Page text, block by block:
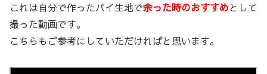
これは自分で作ったパイ生地で余った時のおすすめとして
撮った動画です。
こちらもご参考にしていただければと思います。